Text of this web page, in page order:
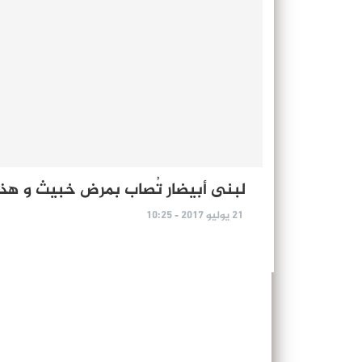
لبنى أبيضار تُصاب بمرض خبيث و
21 يوليو 2017 - 10:25